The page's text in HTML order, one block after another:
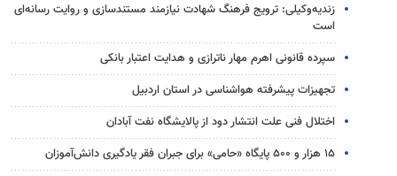
زندیه‌وکیلی: ترویج فرهنگ شهادت نیازمند مستندسازی و روایت رسانه‌ای
است
سپرده قانونی اهرم مهار ناترازی و هدایت اعتبار بانکی
تجهیزات پیشرفته هواشناسی در استان اردبیل
اختلال فنی علت انتشار دود از پالایشگاه نفت آبادان
۱۵ هزار و ۵۰۰ پایگاه «حامی» برای جبران فقر یادگیری دانش‌آموزان